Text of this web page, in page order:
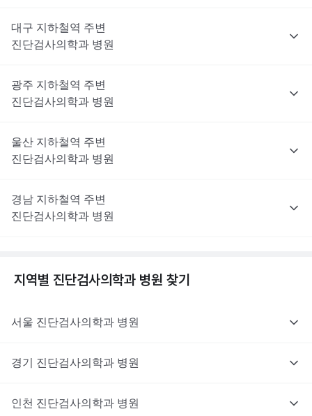
대구 지하철역 주변
진단검사의학과 병원
광주 지하철역 주변
진단검사의학과 병원
울산 지하철역 주변
진단검사의학과 병원
경남 지하철역 주변
진단검사의학과 병원
지역별 진단검사의학과 병원 찾기
서울 진단검사의학과 병원
경기 진단검사의학과 병원
인천 진단검사의학과 병원